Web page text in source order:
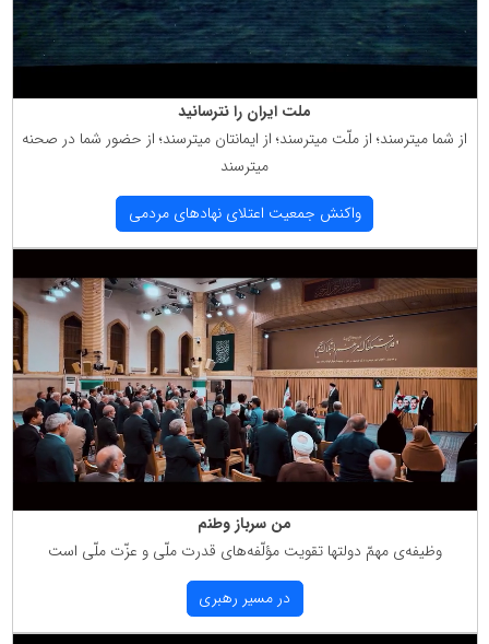
ملت ایران را نترسانید
از شما میترسند؛ از ملّت میترسند؛ از ایمانتان میترسند؛ از حضور شما در صحنه
میترسند
واكنش جمعیت اعتلای نهادهای مردمی
من سرباز وطنم
وظیفه‌ی مهمّ دولتها تقویت مؤلّفه‌های قدرت ملّی و عزّت ملّی است
در مسیر رهبری